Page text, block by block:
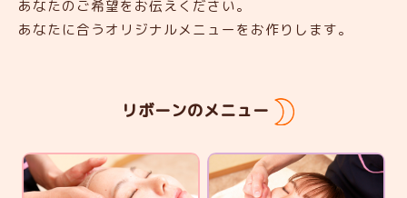
あなたのご希望をお伝えください。
あなたに合うオリジナルメニューをお作りします。
リボーンのメニュー